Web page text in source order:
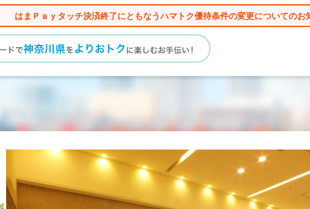
はまＰａｙタッチ決済終了にともなうハマトク優待条件の変更についてのお